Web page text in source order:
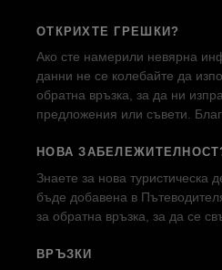
ОТКРИХТЕ ГРЕШКИ?
Ако сте намерили невярна
данни не се колебайте да
обратна връзка, за да ни
предложения или съвети.
НОВА
Знаете за нова туристическа
бъде добавена в
за обратна връзка, за да се
ВРЪЗКИ